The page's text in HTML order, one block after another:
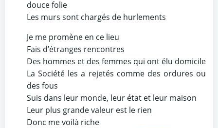
douce folie
Les murs sont chargés de hurlements
Je me promène en ce lieu
Fais d’étranges rencontres
Des hommes et des femmes qui ont élu domicile
La Société les a rejetés comme des ordures ou
des fous
Suis dans leur monde, leur état et leur maison
Leur plus grande valeur est le rien
Donc me voilà riche